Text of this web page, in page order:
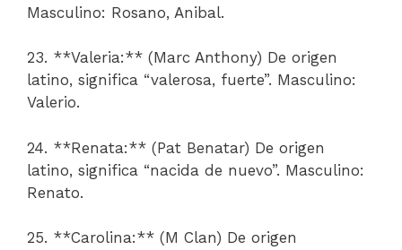
Masculino: Rosano, Anibal.
23. **Valeria:** (Marc Anthony) De origen
latino, significa “valerosa, fuerte”. Masculino:
Valerio.
24. **Renata:** (Pat Benatar) De origen
latino, significa “nacida de nuevo”. Masculino:
Renato.
25. **Carolina:** (M Clan) De origen